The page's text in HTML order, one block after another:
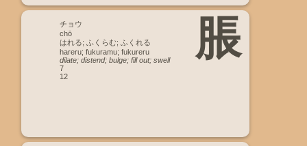
脹
チョウ
chō
はれる; ふくらむ; ふくれる
hareru; fukuramu; fukureru
dilate; distend; bulge; fill out; swell
7
12